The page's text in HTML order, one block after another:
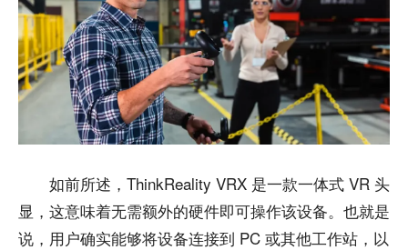
如前所述，ThinkReality VRX 是一款一体式 VR 头
显，这意味着无需额外的硬件即可操作该设备。也就是
说，用户确实能够将设备连接到 PC 或其他工作站，以